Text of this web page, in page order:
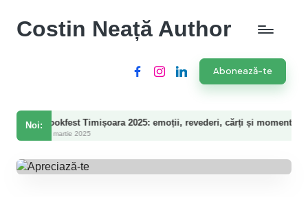
Costin Neață Author
FacebookInstagramLinkedIn Abonează-te
Noi:
Timișoara 2025: emoții, revederi, cărți și momente speciale